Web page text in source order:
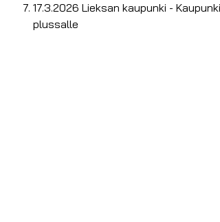
17.3.2026 Lieksan kaupunki -
plussalle